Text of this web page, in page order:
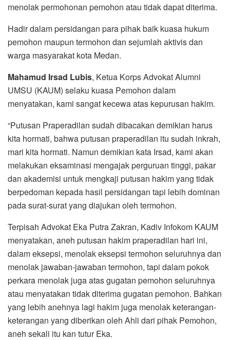
menolak permohonan pemohon atau tidak dapat diterima.
Hadir dalam persidangan para pihak baik kuasa hukum
pemohon maupun termohon dan sejumlah aktivis dan
warga masyarakat kota Medan.
Mahamud Irsad Lubis, Ketua Korps Advokat Alumni
UMSU (KAUM) selaku kuasa Pemohon dalam
menyatakan, kami sangat kecewa atas kepurusan hakim.
“Putusan Praperadilan sudah dibacakan demikian harus
kita hormati, bahwa putusan praperadilan itu sudah inkrah,
mari kita hormati. Namun demikian kata Irsad, kami akan
melakukan eksaminasi mengajak perguruan tinggi, pakar
dan akademisi untuk mengkaji putusan hakim yang tidak
berpedoman kepada hasil persidangan tapi lebih dominan
pada surat-surat yang diajukan oleh termohon.
Terpisah Advokat Eka Putra Zakran, Kadiv Infokom KAUM
menyatakan, aneh putusan hakim praperadilan hari ini,
dalam eksepsi, menolak eksepsi termohon seluruhnya dan
menolak jawaban-jawaban termohon, tapi dalam pokok
perkara menolak juga atas gugatan pemohon seluruhnya
atau menyatakan tidak diterima gugatan pemohon. Bahkan
yang lebih anehnya lagi hakim juga menolak keterangan-
keterangan yang diberikan oleh Ahli dari pihak Pemohon,
aneh sekali itu kan tutur Eka.